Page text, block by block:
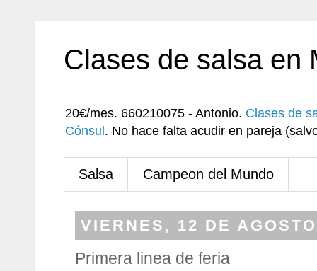
Clases de salsa en
20€/mes. 660210075 - Antonio. Clases de
Cónsul . No hace falta acudir en pareja
Salsa Campeon del Mundo
VIERNES, 12 DE
Primera linea de feria